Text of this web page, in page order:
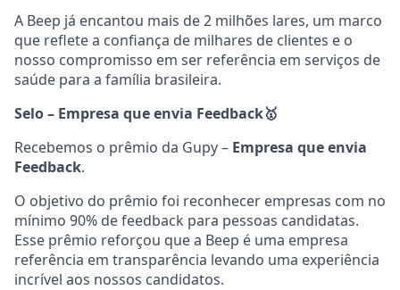
A Beep já encantou mais de 2 milhões lares, um marco
que reflete a confiança de milhares de clientes e o
nosso compromisso em ser referência em serviços de
saúde para a família brasileira.
Selo – Empresa que envia Feedback🥇
Recebemos o prêmio da Gupy – Empresa que envia
Feedback.
O objetivo do prêmio foi reconhecer empresas com no
mínimo 90% de feedback para pessoas candidatas.
Esse prêmio reforçou que a Beep é uma empresa
referência em transparência levando uma experiência
incrível aos nossos candidatos.